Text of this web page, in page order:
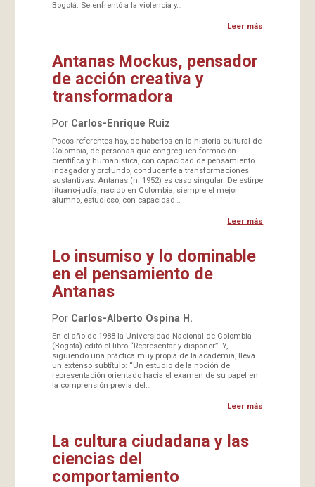
Bogotá. Se enfrentó a la violencia y…
Leer más
Antanas Mockus, pensador
de acción creativa y
transformadora
Por Carlos-Enrique Ruiz
Pocos referentes hay, de haberlos en la historia cultural de
Colombia, de personas que congreguen formación
científica y humanística, con capacidad de pensamiento
indagador y profundo, conducente a transformaciones
sustantivas. Antanas (n. 1952) es caso singular. De estirpe
lituano-judía, nacido en Colombia, siempre el mejor
alumno, estudioso, con capacidad…
Leer más
Lo insumiso y lo dominable
en el pensamiento de
Antanas
Por Carlos-Alberto Ospina H.
En el año de 1988 la Universidad Nacional de Colombia
(Bogotá) editó el libro “Representar y disponer”. Y,
siguiendo una práctica muy propia de la academia, lleva
un extenso subtítulo: “Un estudio de la noción de
representación orientado hacia el examen de su papel en
la comprensión previa del…
Leer más
La cultura ciudadana y las
ciencias del
comportamiento